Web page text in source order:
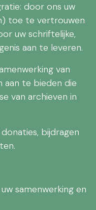
door ons uw
toe te vertrouwen
uw schriftelijke,
aan te leveren.
van
te bieden die
van archieven in
bijdragen
samenwerking en